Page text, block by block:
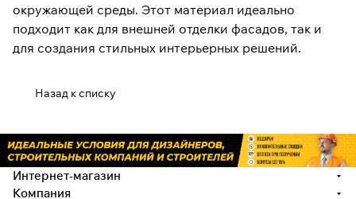
окружающей среды. Этот материал идеально
подходит как для внешней отделки фасадов, так и
для создания стильных интерьерных решений.
Назад к списку
Интернет-магазин
Компания